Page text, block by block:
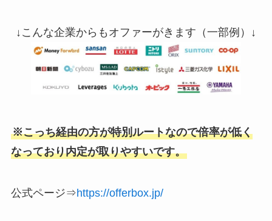
↓こんな企業からもオファーがきます（一部例）↓
※こっち経由の方が特別ルートなので倍率が低く
なっており内定が取りやすいです。
公式ページ⇒https://offerbox.jp/